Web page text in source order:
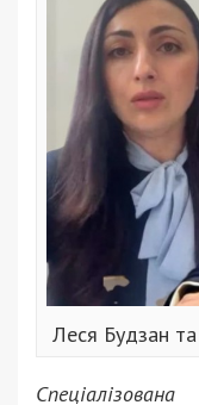
Леся Будзан